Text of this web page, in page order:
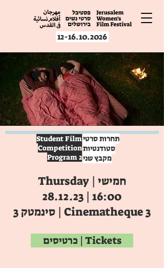
12-16.10.2026
Student Film
Competition
Program 2
תחרות סרטי
סטודנטיות
מקבץ שני
חמישי | Thursday
16:00 | 28.12.23
Cinematheque 3 | סינמטק 3
כרטיסים | Tickets